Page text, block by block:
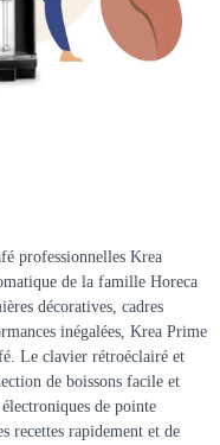
professionnelles Krea
de la famille Horeca
décoratives, cadres
inégalées, Krea Prime
Le clavier rétroéclairé et
de boissons facile et
de pointe
recettes rapidement et de